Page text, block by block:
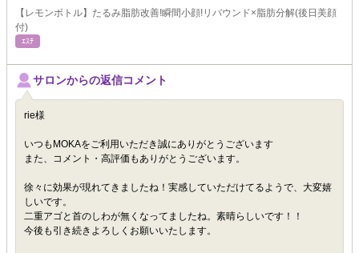
【レモンボトル】たるみ脂肪改善!瞬間小顔!リバウンド×脂肪分解(後日美顔
付)
ｴｽﾃ
サロンからの返信コメント
rie様
いつもMOKAをご利用いただき誠にありがとうございます
また、コメント・高評価もありがとうございます。
徐々に効果が現れてきましたね！実感していただけてるようで、大変嬉
しいです。
二重アゴと首のしわが無くなってましたね。素晴らしいです！！
今後も引き続きよろしくお願いいたします。